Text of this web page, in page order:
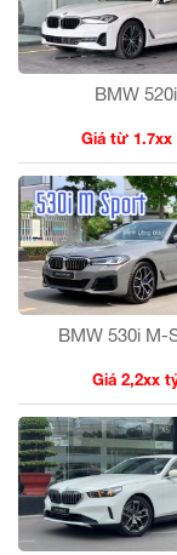
BMW 520i
Giá từ 1.7xx
BMW 530i M-
Giá 2,2xx